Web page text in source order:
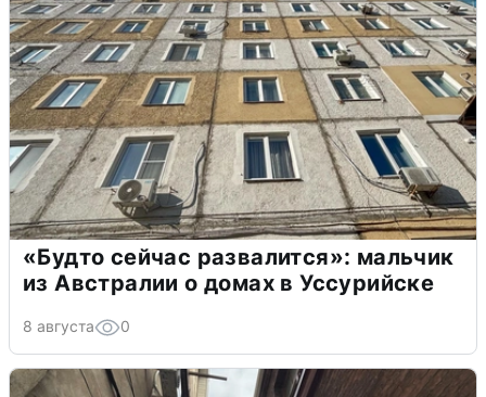
«Будто сейчас развалится»: мальчик
из Австралии о домах в Уссурийске
8 августа 0